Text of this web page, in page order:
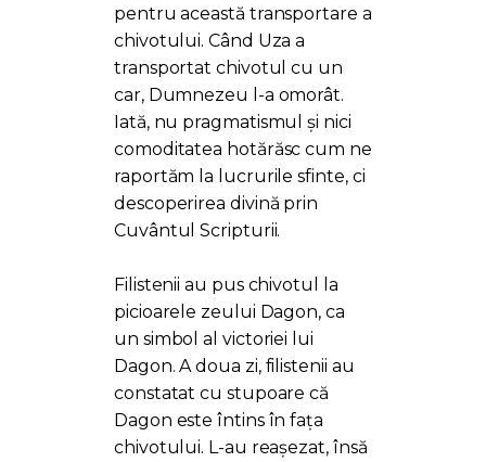
pentru această transportare a
chivotului. Când Uza a
transportat chivotul cu un
car, Dumnezeu l-a omorât.
Iată, nu pragmatismul și nici
comoditatea hotărăsc cum ne
raportăm la lucrurile sfinte, ci
descoperirea divină prin
Cuvântul Scripturii.
Filistenii au pus chivotul la
picioarele zeului Dagon, ca
un simbol al victoriei lui
Dagon. A doua zi, filistenii au
constatat cu stupoare că
Dagon este întins în fața
chivotului. L-au reașezat, însă